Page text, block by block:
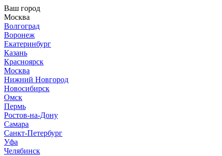
Ваш город
Москва
Волгоград
Воронеж
Екатеринбург
Казань
Красноярск
Москва
Нижний Новгород
Новосибирск
Омск
Пермь
Ростов-на-Дону
Самара
Санкт-Петербург
Уфа
Челябинск